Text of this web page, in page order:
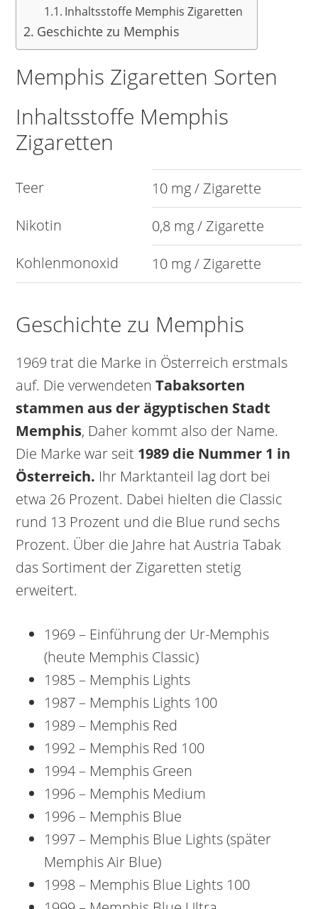
Inhaltsstoffe Memphis Zigaretten
Geschichte zu Memphis
Memphis Zigaretten Sorten
Inhaltsstoffe Memphis
Zigaretten
Teer
10 mg / Zigarette
Nikotin
0,8 mg / Zigarette
Kohlenmonoxid
10 mg / Zigarette
Geschichte zu Memphis
1969 trat die Marke in Österreich erstmals
auf. Die verwendetenTabaksorten
stammen aus der ägyptischen Stadt
Memphis, Daher kommt also der Name.
Die Marke war seit 1989 die Nummer 1 in
Österreich. Ihr Marktanteil lag dort bei
etwa 26 Prozent. Dabei hielten die Classic
rund 13 Prozent und die Blue rund sechs
Prozent. Über die Jahre hat Austria Tabak
das Sortiment der Zigaretten stetig
erweitert.
1969 – Einführung der Ur-Memphis
(heute Memphis Classic)
1985 – Memphis Lights
1987 – Memphis Lights 100
1989 – Memphis Red
1992 – Memphis Red 100
1994 – Memphis Green
1996 – Memphis Medium
1996 – Memphis Blue
1997 – Memphis Blue Lights (später
Memphis Air Blue)
1998 – Memphis Blue Lights 100